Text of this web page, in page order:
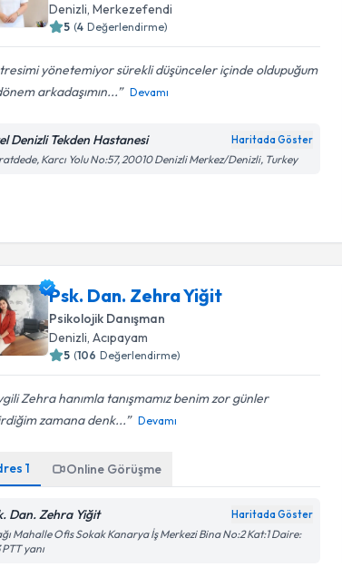
Denizli, Merkezefendi
5 (4 Değerlendirme)
yönetemiyor sürekli düşünceler içinde oldupuğum
arkadaşımın...
Devamı
Denizli Tekden Hastanesi Haritada Göster
Karcı Yolu No:57, 20010 Denizli Merkez/Denizli, Turkey
Psk. Dan. Zehra Yiğit
Psikolojik Danışman
Denizli , Acıpayam
5 (106 Değerlendirme)
Zehra hanımla tanışmamız benim zor günler
zamana denk...
Devamı
1 Online Görüşme
Dan. Zehra Yiğit Haritada Göster
Mahalle Ofis Sokak Kanarya İş Merkezi Bina No:2 Kat:1 Daire:
PTT yanı